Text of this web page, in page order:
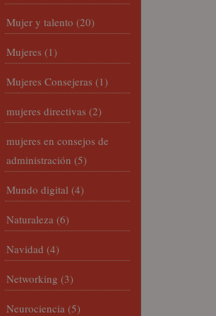
Mujer y talento (20)
Mujeres (1)
Mujeres Consejeras (1)
mujeres directivas (2)
mujeres en consejos de
administración (5)
Mundo digital (4)
Naturaleza (6)
Navidad (4)
Networking (3)
Neurociencia (5)